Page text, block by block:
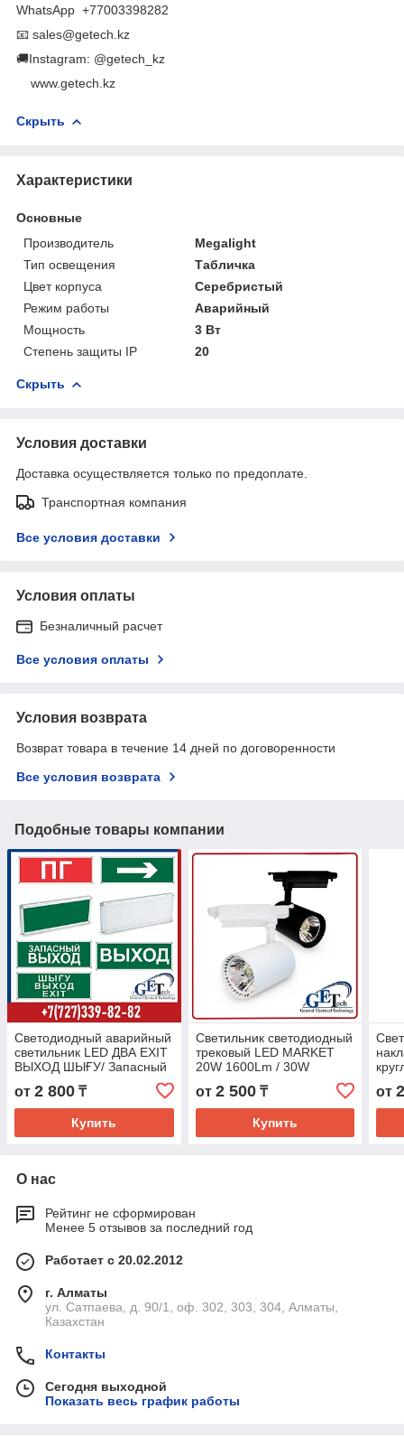
WhatsApp ​ +77003398282
📧 sales@getech.kz
🚚Instagram: @getech_kz
​ ​ ​ ​ www.getech.kz
Скрыть
Характеристики
Основные
Производитель
Megalight
Тип освещения
Табличка
Цвет корпуса
Серебристый
Режим работы
Аварийный
Мощность
3 Вт
Степень защиты IP
20
Скрыть
Условия доставки
Доставка осуществляется только по предоплате.
Транспортная компания
Все условия доставки
Условия оплаты
Безналичный расчет
Все условия оплаты
Условия возврата
Возврат товара в течение 14 дней по договоренности
Все условия возврата
Подобные товары компании
Светодиодный аварийный
светильник LED ДВА EXIT
ВЫХОД ШЫҒУ/ Запасный
выход/ ПГ/стрелка (белый/
зеленый) 3W IP20
от 2 800 ₸
Купить
Светильник светодиодный
трековый LED MARKET
20W 1600Lm / 30W
2400Lm 4000K IP20
D87х135 (черный/белый)
от 2 500₸
Купить
от
О нас
Рейтинг не сформирован
Менее 5 отзывов за последний год
Работает с 20.02.2012
г. Алматы
ул. Сатпаева, д. 90/1, оф. 302, 303, 304, Алматы,
Казахстан
Контакты
Сегодня выходной
Показать весь график работы